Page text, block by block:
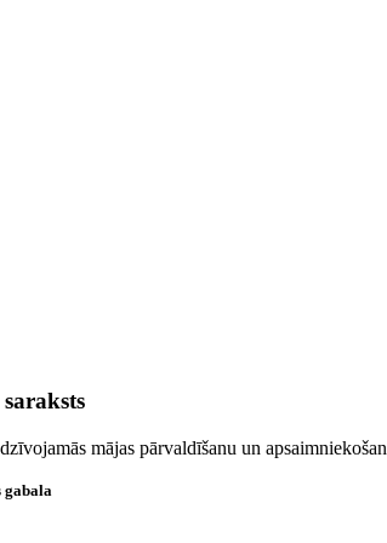
mājas pārvaldīšanu un
gabala